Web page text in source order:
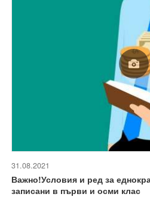
31.08.2021
Важно!Условия и ред за
записани в първи и осми клас